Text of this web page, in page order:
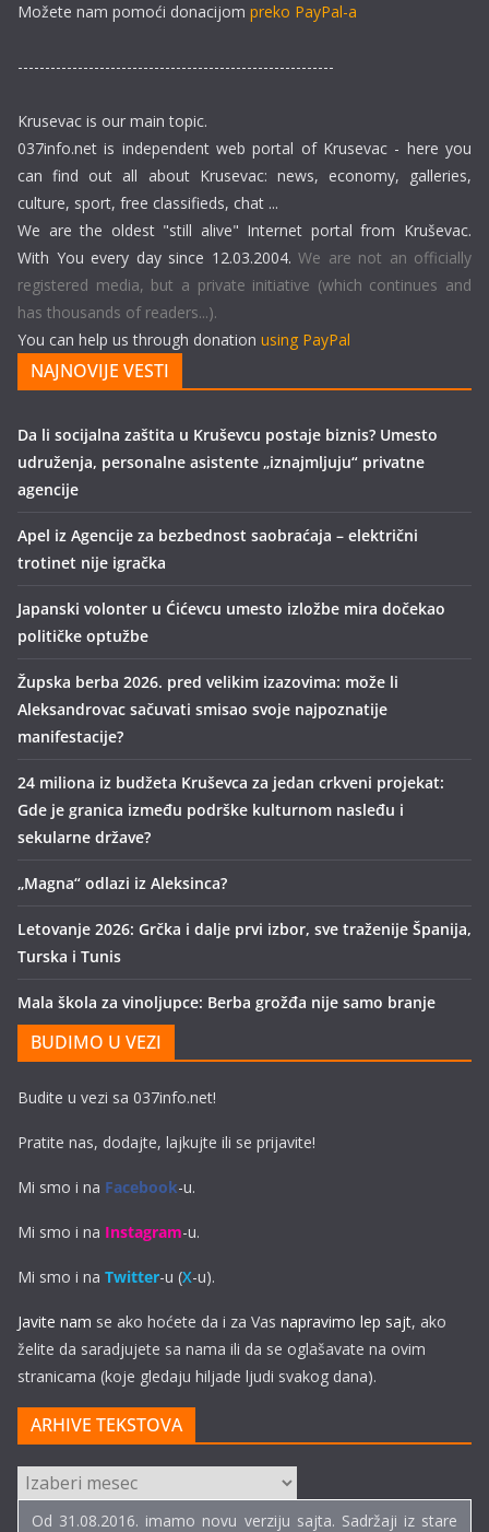
Možete nam pomoći donacijom preko PayPal-a
----------------------------------------------------------
Krusevac is our main topic.
037info.net is independent web portal of Krusevac - here you
can find out all about Krusevac: news, economy, galleries,
culture, sport, free classifieds, chat ...
We are the oldest "still alive" Internet portal from Kruševac.
With You every day since 12.03.2004. We are not an officially
registered media, but a private initiative (which continues and
has thousands of readers...).
You can help us through donation using PayPal
NAJNOVIJE VESTI
Da li socijalna zaštita u Kruševcu postaje biznis? Umesto
udruženja, personalne asistente „iznajmljuju“ privatne
agencije
Apel iz Agencije za bezbednost saobraćaja – električni
trotinet nije igračka
Japanski volonter u Ćićevcu umesto izložbe mira dočekao
političke optužbe
Župska berba 2026. pred velikim izazovima: može li
Aleksandrovac sačuvati smisao svoje najpoznatije
manifestacije?
24 miliona iz budžeta Kruševca za jedan crkveni projekat:
Gde je granica između podrške kulturnom nasleđu i
sekularne države?
„Magna“ odlazi iz Aleksinca?
Letovanje 2026: Grčka i dalje prvi izbor, sve traženije Španija,
Turska i Tunis
Mala škola za vinoljupce: Berba grožđa nije samo branje
BUDIMO U VEZI
Budite u vezi sa 037info.net!
Pratite nas, dodajte, lajkujte ili se prijavite!
Mi smo i na Facebook-u.
Mi smo i na Instagram-u.
Mi smo i na Twitter-u (X-u).
Javite nam se ako hoćete da i za Vas napravimo lep sajt, ako
želite da saradjujete sa nama ili da se oglašavate na ovim
stranicama (koje gledaju hiljade ljudi svakog dana).
ARHIVE TEKSTOVA
ARHIVE
TEKSTOVA
Od 31.08.2016. imamo novu verziju sajta. Sadržaji iz stare